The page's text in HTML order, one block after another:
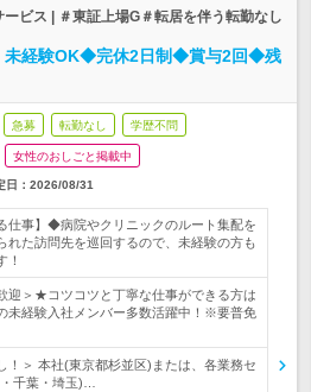
ビス | ＃東証上場G＃転居を伴う転勤なし
未経験OK◆完休2日制◆賞与2回◆残
急募 転勤なし 学歴不問
女性のおしごと掲載中
日： 2026/08/31
仕事】◆病院やクリニックのルート集配を
れた訪問先を巡回するので、未経験の方も
！
迎＞★コツコツと丁寧な仕事ができる方は
未経験入社メンバー多数活躍中！※要普免
！＞ 本社(東京都杉並区)または、各業務セ
千葉・埼玉)…